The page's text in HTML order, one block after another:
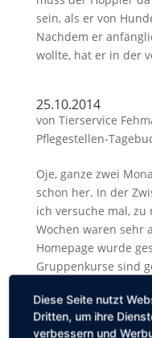
sein, als er von
Nachdem er
wollte, hat er in der
25.10.2014
von Tierservice
Pflegestellen-
Oje, ganze zwei
schon her. In der
ich versuche mal,
Wochen waren sehr
Homepage wurde
Gruppenkurse sind
24.08.2014
vonTierservice
Diese Seite nutzt
Dritten, um ihre
verbessern und